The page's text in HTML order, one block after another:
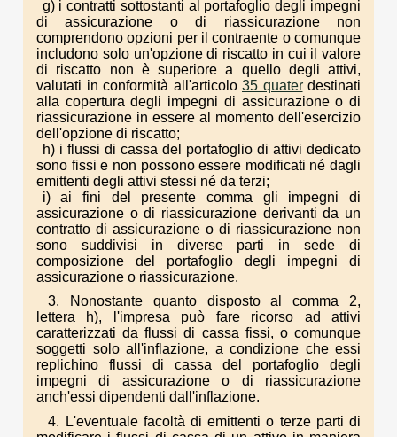
g) i contratti sottostanti al portafoglio degli impegni
di assicurazione o di riassicurazione non
comprendono opzioni per il contraente o comunque
includono solo un'opzione di riscatto in cui il valore
di riscatto non è superiore a quello degli attivi,
valutati in conformità all'articolo 35 quaterdestinati
alla copertura degli impegni di assicurazione o di
riassicurazione in essere al momento dell'esercizio
dell'opzione di riscatto;
h) i flussi di cassa del portafoglio di attivi dedicato
sono fissi e non possono essere modificati né dagli
emittenti degli attivi stessi né da terzi;
i) ai fini del presente comma gli impegni di
assicurazione o di riassicurazione derivanti da un
contratto di assicurazione o di riassicurazione non
sono suddivisi in diverse parti in sede di
composizione del portafoglio degli impegni di
assicurazione o riassicurazione.
3. Nonostante quanto disposto al comma 2,
lettera h), l'impresa può fare ricorso ad attivi
caratterizzati da flussi di cassa fissi, o comunque
soggetti solo all'inflazione, a condizione che essi
replichino flussi di cassa del portafoglio degli
impegni di assicurazione o di riassicurazione
anch'essi dipendenti dall'inflazione.
4. L'eventuale facoltà di emittenti o terze parti di